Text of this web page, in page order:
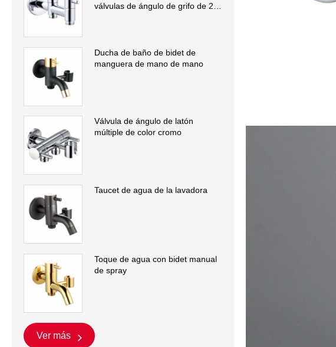
válvulas de ángulo de grifo de 2
Ducha de baño de bidet de
manguera de mano de mano
Válvula de ángulo de latón
múltiple de color cromo
Taucet de agua de la lavadora
Toque de agua con bidet manual
de spray
Ver más